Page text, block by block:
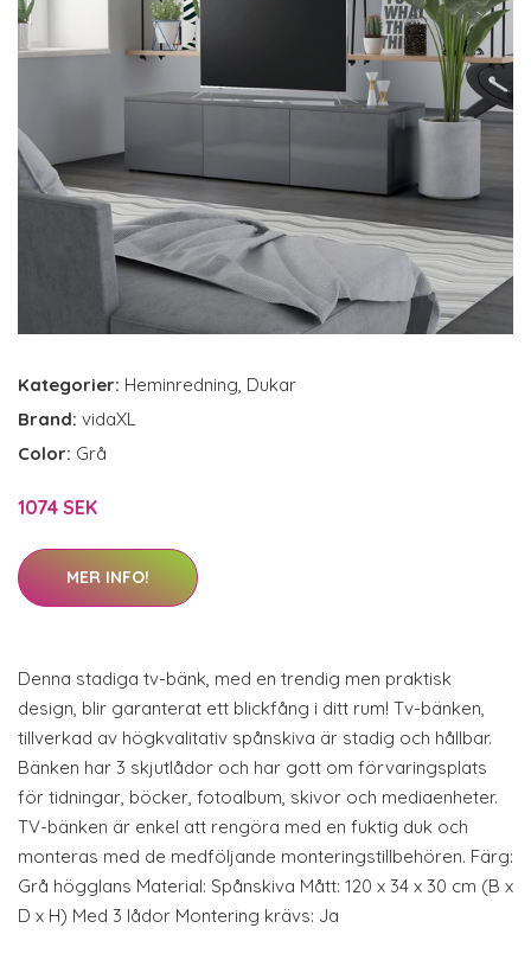
Kategorier: Heminredning, Dukar
Brand: vidaXL
Color: Grå
1074 SEK
MER INFO!
Denna stadiga tv-bänk, med en trendig men praktisk
design, blir garanterat ett blickfång i ditt rum! Tv-bänken,
tillverkad av högkvalitativ spånskiva är stadig och hållbar.
Bänken har 3 skjutlådor och har gott om förvaringsplats
för tidningar, böcker, fotoalbum, skivor och mediaenheter.
TV-bänken är enkel att rengöra med en fuktig duk och
monteras med de medföljande monteringstillbehören. Färg:
Grå högglans Material: Spånskiva Mått: 120 x 34 x 30 cm (B x
D x H) Med 3 lådor Montering krävs: Ja